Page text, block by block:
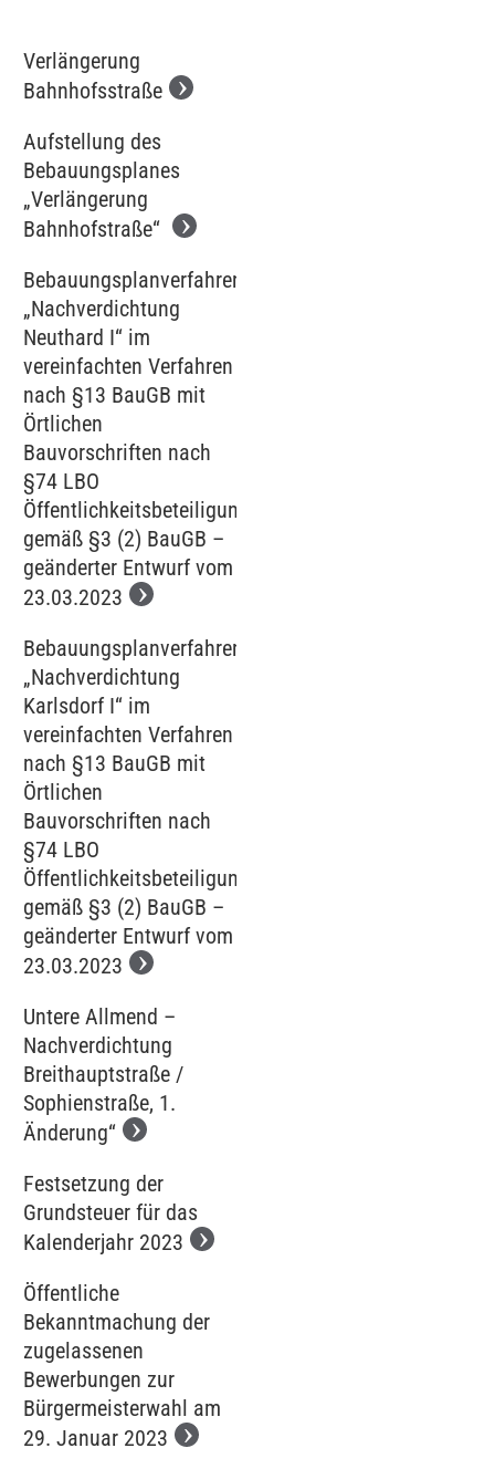
Verlängerung
Bahnhofsstraße
Aufstellung des
Bebauungsplanes
„Verlängerung
Bahnhofstraße“
Bebauungsplanverfahren
„Nachverdichtung
Neuthard I“ im
vereinfachten Verfahren
nach §13 BauGB mit
Örtlichen
Bauvorschriften nach
§74 LBO
Öffentlichkeitsbeteiligung
gemäß §3 (2) BauGB –
geänderter Entwurf vom
23.03.2023
Bebauungsplanverfahren
„Nachverdichtung
Karlsdorf I“ im
vereinfachten Verfahren
nach §13 BauGB mit
Örtlichen
Bauvorschriften nach
§74 LBO
Öffentlichkeitsbeteiligung
gemäß §3 (2) BauGB –
geänderter Entwurf vom
23.03.2023
Untere Allmend –
Nachverdichtung
Breithauptstraße /
Sophienstraße, 1.
Änderung“
Festsetzung der
Grundsteuer für das
Kalenderjahr 2023
Öffentliche
Bekanntmachung der
zugelassenen
Bewerbungen zur
Bürgermeisterwahl am
29. Januar 2023